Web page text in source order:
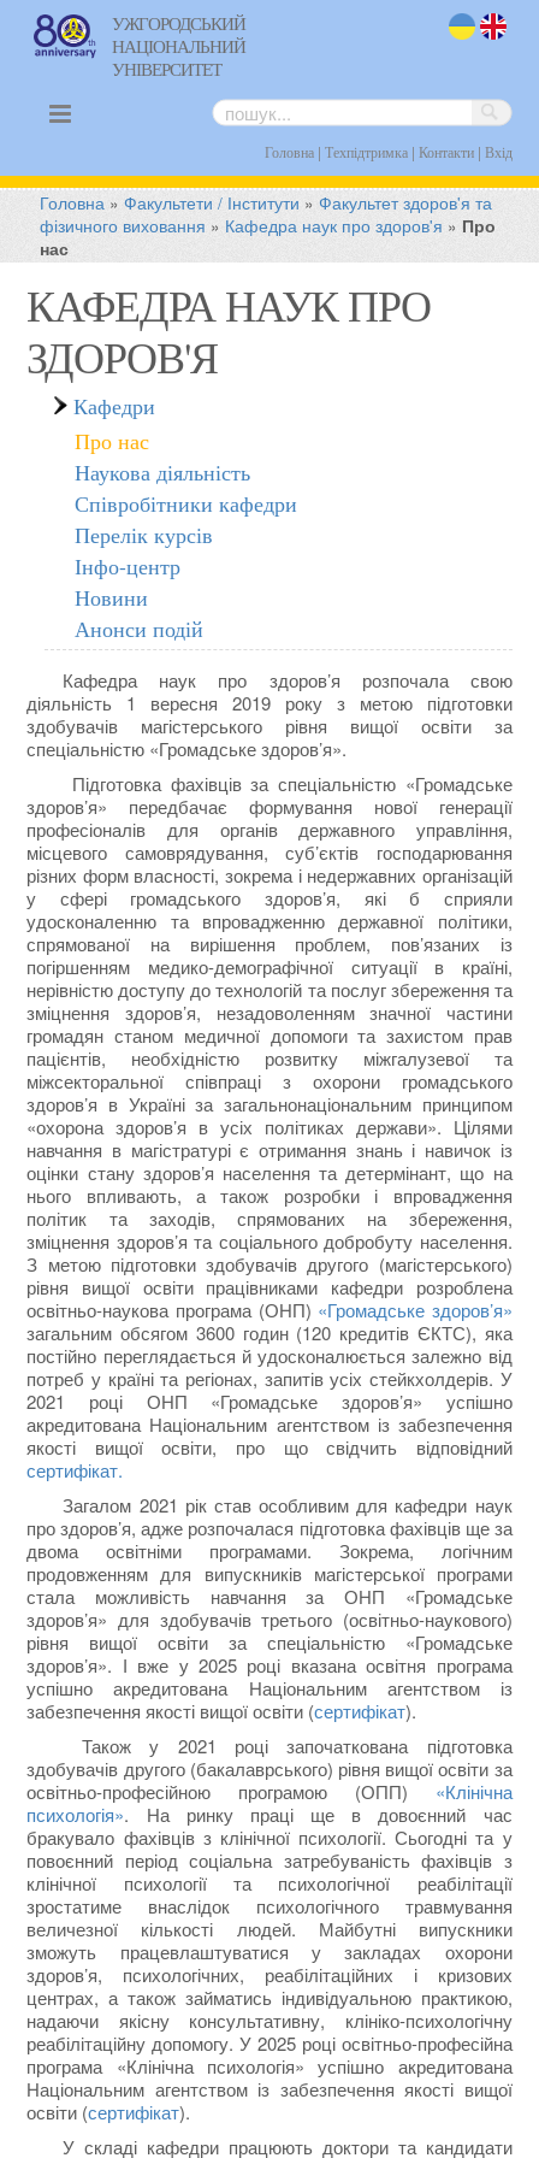
УЖГОРОДСЬКИЙ
НАЦІОНАЛЬНИЙ
УНІВЕРСИТЕТ
Головна| Техпідтримка| Контакти| Вхід
Головна »Факультети / Інститути »Факультет здоров'я та
фізичного виховання » Кафедра наук про здоров'я »Про
нас
КАФЕДРА НАУК ПРО
ЗДОРОВ'Я
Кафедри
Про нас
Наукова діяльність
Співробітники кафедри
Перелік курсів
Інфо-центр
Новини
Анонси подій
Кафедра наук про здоров’я розпочала свою
діяльність 1 вересня 2019 року з метою підготовки
здобувачів магістерського рівня вищої освіти за
спеціальністю «Громадське здоров’я».
Підготовка фахівців за спеціальністю «Громадське
здоров’я» передбачає формування нової генерації
професіоналів для органів державного управління,
місцевого самоврядування, суб’єктів господарювання
різних форм власності, зокрема і недержавних організацій
у сфері громадського здоров’я, які б сприяли
удосконаленню та впровадженню державної політики,
спрямованої на вирішення проблем, пов’язаних із
погіршенням медико-демографічної ситуації в країні,
нерівністю доступу до технологій та послуг збереження та
зміцнення здоров’я, незадоволенням значної частини
громадян станом медичної допомоги та захистом прав
пацієнтів, необхідністю розвитку міжгалузевої та
міжсекторальної співпраці з охорони громадського
здоров’я в Україні за загальнонаціональним принципом
«охорона здоров’я в усіх політиках держави». Цілями
навчання в магістратурі є отримання знань і навичок із
оцінки стану здоров’я населення та детермінант, що на
нього впливають, а також розробки і впровадження
політик та заходів, спрямованих на збереження,
зміцнення здоров’я та соціального добробуту населення.
З метою підготовки здобувачів другого (магістерського)
рівня вищої освіти працівниками кафедри розроблена
освітньо-наукова програма (ОНП) «Громадське здоров’я»
загальним обсягом 3600 годин (120 кредитів ЄКТС), яка
постійно переглядається й удосконалюється залежно від
потреб у країні та регіонах, запитів усіх стейкхолдерів. У
2021 році ОНП «Громадське здоров’я» успішно
акредитована Національним агентством із забезпечення
якості вищої освіти, про що свідчить відповідний
сертифікат.
Загалом 2021 рік став особливим для кафедри наук
про здоров’я, адже розпочалася підготовка фахівців ще за
двома освітніми програмами. Зокрема, логічним
продовженням для випускників магістерської програми
стала можливість навчання за ОНП «Громадське
здоров’я» для здобувачів третього (освітньо-наукового)
рівня вищої освіти за спеціальністю «Громадське
здоров’я». І вже у 2025 році вказана освітня програма
успішно акредитована Національним агентством із
забезпечення якості вищої освіти (сертифікат).
Також у 2021 році започаткована підготовка
здобувачів другого (бакалаврського) рівня вищої освіти за
освітньо-професійною програмою (ОПП) «Клінічна
психологія». На ринку праці ще в довоєнний час
бракувало фахівців з клінічної психології. Сьогодні та у
повоєнний період соціальна затребуваність фахівців з
клінічної психології та психологічної реабілітації
зростатиме внаслідок психологічного травмування
величезної кількості людей. Майбутні випускники
зможуть працевлаштуватися у закладах охорони
здоров’я, психологічних, реабілітаційних і кризових
центрах, а також займатись індивідуальною практикою,
надаючи якісну консультативну, клініко-психологічну
реабілітаційну допомогу. У 2025 році освітньо-професійна
програма «Клінічна психологія» успішно акредитована
Національним агентством із забезпечення якості вищої
освіти (сертифікат).
У складі кафедри працюють доктори та кандидати